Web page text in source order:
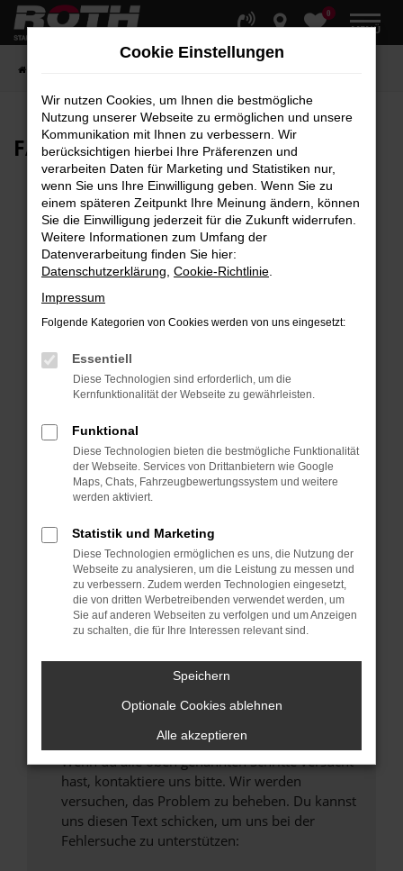
Zum
Hauptinhalt
0
MENÜ
FAHRZEUG-SHOWROOM
Fehler: Network Error
Beim Laden ist ein Fehler aufgetreten.
Hier sind ein paar Tipps, die dir helfen können:
Überprüfe deine Firewall und deine
Laden andere Webseiten, zum Beispiel deine
Suchmaschine?
Prüfe deine Browsererweiterungen.
Manche Erweiterungen, wie Werbeblocker,
können das Laden bestimmter Seiten
verhindern. Funktioniert die Seite in einem
anderen Browser oder in einem privaten
Fenster?
Starte dein Gerät neu.
Das kann manchmal helfen, vorübergehende
Probleme zu beheben.
Stelle sicher, dass dein Browser und dein
Betriebssystem auf dem neuesten Stand
sind.
Sicherheitsrisiko, sondern kann auch dazu
unterstützt werden.
Wende dich an den Webseitenbetreiber.
Wenn du alle oben genannten Schritte versucht
hast, kontaktiere uns bitte. Wir werden
versuchen, das Problem zu beheben. Du kannst
uns diesen Text schicken, um uns bei der
Fehlersuche zu unterstützen:
Cookie Einstellungen
Wir nutzen Cookies, um Ihnen die bestmögliche
Nutzung unserer Webseite zu ermöglichen und unsere
Kommunikation mit Ihnen zu verbessern. Wir
berücksichtigen hierbei Ihre Präferenzen und
verarbeiten Daten für Marketing und Statistiken nur,
wenn Sie uns Ihre Einwilligung geben. Wenn Sie zu
einem späteren Zeitpunkt Ihre Meinung ändern, können
Sie die Einwilligung jederzeit für die Zukunft widerrufen.
Weitere Informationen zum Umfang der
Datenverarbeitung finden Sie hier:
Datenschutzerklärung Cookie-Richtlinie
Impressum
Folgende Kategorien von Cookies werden von uns eingesetzt:
Essentiell
Diese Technologien sind erforderlich, um die
Kernfunktionalität der Webseite zu gewährleisten.
Funktional
Diese Technologien bieten die bestmögliche Funktionalität
der Webseite. Services von Drittanbietern wie Google
Maps, Chats, Fahrzeugbewertungssystem und weitere
werden aktiviert.
Statistik und Marketing
Diese Technologien ermöglichen es uns, die Nutzung der
Webseite zu analysieren, um die Leistung zu messen und
zu verbessern. Zudem werden Technologien eingesetzt,
die von dritten Werbetreibenden verwendet werden, um
Sie auf anderen Webseiten zu verfolgen und um Anzeigen
zu schalten, die für Ihre Interessen relevant sind.
Speichern
Optionale Cookies ablehnen
Alle akzeptieren